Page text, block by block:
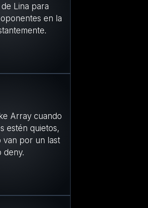
Lina para
en la
Array cuando
estén quietos,
van por un last
deny.